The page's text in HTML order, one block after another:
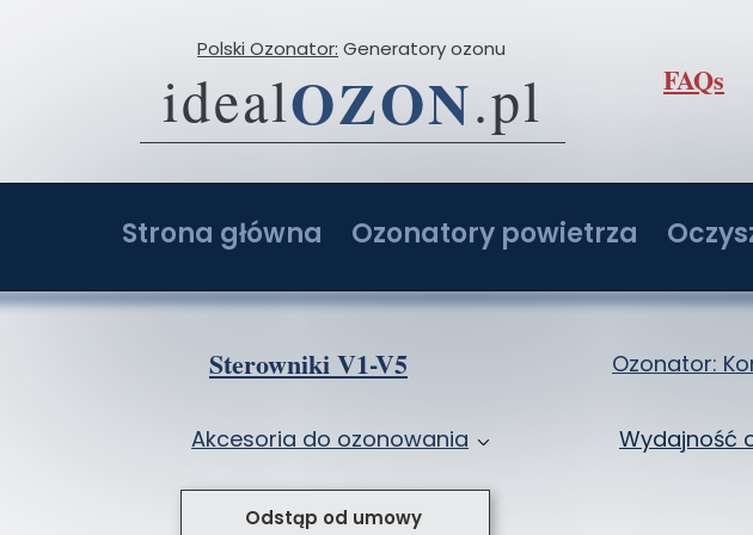
Odstąp od umowy
Strona główna
O firmie
Ozonatory z AI: Ranking i opinie
Ozonatory powietrza
Ozonator 2-20 g/h z regulacją O3
Ozonator 8-80 g/h z regulacją O3
Ozonator samochodowy
Akcesoria do ozonowania
Przystawki do ozonatorów
Ozonator:
Wydajność
FAQs
idealOZON.pl
Polski Ozonator: Generatory ozonu
Sterowniki V1-V5